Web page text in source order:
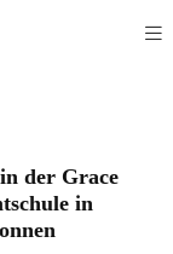
der Grace
in